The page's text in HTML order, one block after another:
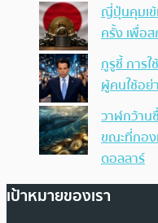
ญี่ปุ่นคุมเข้
ครั้ง เพื่อ
กูรูชี้ การ
ผู้คนใช้อย่
วาฬกว้าน
ขณะที่กอง
ดอลลาร์
เป้าหมายของเรา